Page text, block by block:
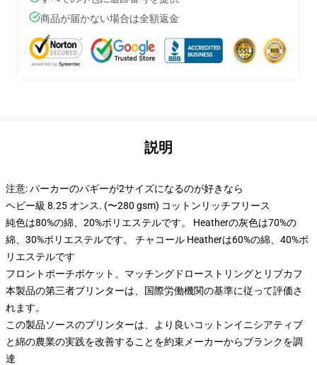
商品が届かない場合は全額返金
説明
注意: パーカーのバギーが2サイズになるのが好きなら
ヘビー級 8.25 オンス. (〜280 gsm) コットンリッチフリース
純色は80%の綿、20%ポリエステルです。 Heatherの灰色は70%の
綿、30%ポリエステルです。 チャコール Heatherは60%の綿、40%ポ
リエステルです
フロントポーチポケット、マッチングドローストリングとリブカフ
本製品の第三者プリンターは、国際労働機関の基準に従って評価さ
れます。
この製品ソースのプリンターは、より良いコットンイニシアティブ
と綿の農業の実践を改善することを約束メーカーからブランクを調
達